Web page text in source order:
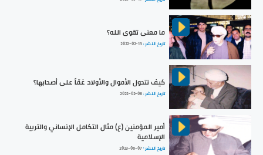
ما معنى تقوى الله؟
تاريخ النشر :2022-02-13
كيف تتحول الأموال والأولاد غمّاً على أصحابها؟
تاريخ النشر :2022-02-08
أمير المؤمنين (ع) مثال التكامل الإنساني والتربية
الإسلامية
تاريخ النشر :2023-06-07